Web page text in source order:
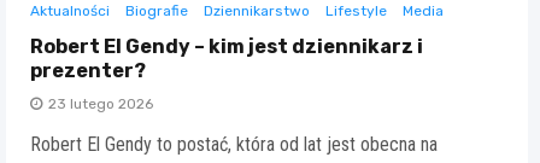
Aktualności Biografie Dziennikarstwo Lifestyle Media
Robert El Gendy – kim jest dziennikarz i
prezenter?
23 lutego 2026
Robert El Gendy to postać, która od lat jest obecna na